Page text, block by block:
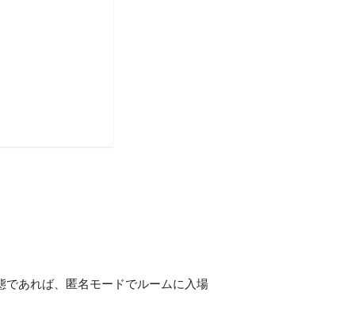
あれば、匿名モードでルームに入場